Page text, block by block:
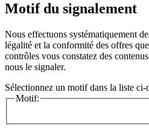
Motif du signalement
Nous effectuons systématiquement
légalité et la conformité des offres
contrôles vous constatez des
nous le signaler.
Sélectionnez un motif dans la liste ci-
Motif: